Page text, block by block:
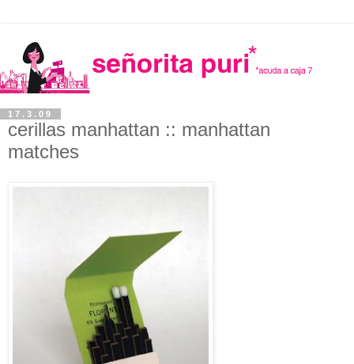
17.3.09
cerillas manhattan :: manhattan
matches